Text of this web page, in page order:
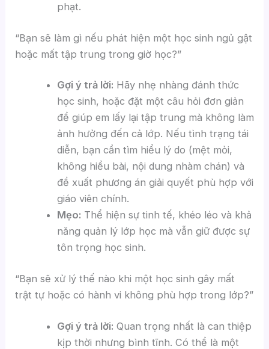
phạt.
“Bạn sẽ làm gì nếu phát hiện một học sinh ngủ gật
hoặc mất tập trung trong giờ học?”
Gợi ý trả lời: Hãy nhẹ nhàng đánh thức
học sinh, hoặc đặt một câu hỏi đơn giản
để giúp em lấy lại tập trung mà không làm
ảnh hưởng đến cả lớp. Nếu tình trạng tái
diễn, bạn cần tìm hiểu lý do (mệt mỏi,
không hiểu bài, nội dung nhàm chán) và
đề xuất phương án giải quyết phù hợp với
giáo viên chính.
Mẹo: Thể hiện sự tinh tế, khéo léo và khả
năng quản lý lớp học mà vẫn giữ được sự
tôn trọng học sinh.
“Bạn sẽ xử lý thế nào khi một học sinh gây mất
trật tự hoặc có hành vi không phù hợp trong lớp?”
Gợi ý trả lời: Quan trọng nhất là can thiệp
kịp thời nhưng bình tĩnh. Có thể là một